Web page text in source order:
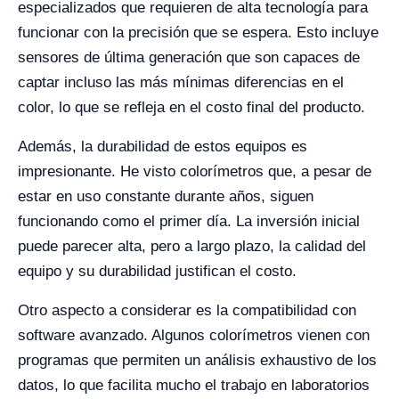
especializados que requieren de alta tecnología para
funcionar con la precisión que se espera. Esto incluye
sensores de última generación que son capaces de
captar incluso las más mínimas diferencias en el
color, lo que se refleja en el costo final del producto.
Además, la durabilidad de estos equipos es
impresionante. He visto colorímetros que, a pesar de
estar en uso constante durante años, siguen
funcionando como el primer día. La inversión inicial
puede parecer alta, pero a largo plazo, la calidad del
equipo y su durabilidad justifican el costo.
Otro aspecto a considerar es la compatibilidad con
software avanzado. Algunos colorímetros vienen con
programas que permiten un análisis exhaustivo de los
datos, lo que facilita mucho el trabajo en laboratorios